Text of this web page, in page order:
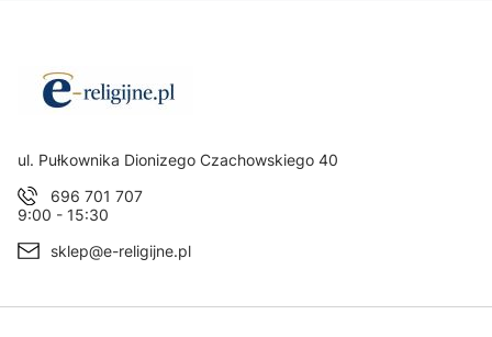
Adres:
ul. Pułkownika Dionizego Czachowskiego 40
696 701 707
9:00 - 15:30
sklep@e-religijne.pl